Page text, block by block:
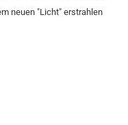
neuen "Licht" erstrahlen